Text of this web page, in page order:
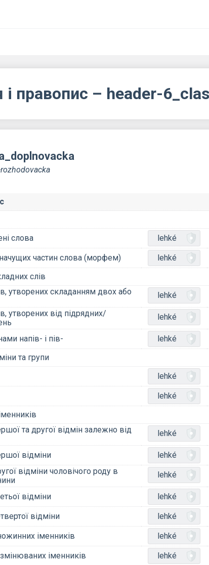
і правопис – header-
слова
lehké
частин слова (морфем) lehké
слів
утворених складанням двох або
lehké
утворених від підрядних/
lehké
напів- і пів- lehké
та групи
lehké
lehké
та другої відмін залежно від
lehké
відміни lehké
відміни чоловічого роду в
lehké
відміни lehké
відміни lehké
іменників lehké
іменників lehké